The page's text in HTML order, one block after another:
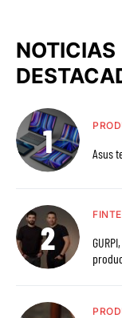
NOTICIAS
Asus
GURPI, la